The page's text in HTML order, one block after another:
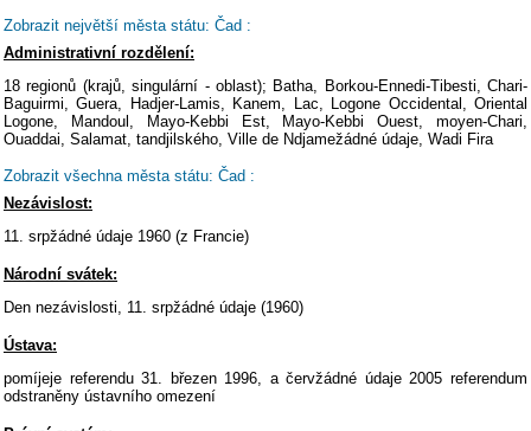
Zobrazit největší města státu: Čad :
Administrativní rozdělení:
18 regionů (krajů, singulární - oblast); Batha, Borkou-Ennedi-Tibesti, Chari-
Baguirmi, Guera, Hadjer-Lamis, Kanem, Lac, Logone Occidental, Oriental
Logone, Mandoul, Mayo-Kebbi Est, Mayo-Kebbi Ouest, moyen-Chari,
Ouaddai, Salamat, tandjilského, Ville de Ndjamežádné údaje, Wadi Fira
Zobrazit všechna města státu: Čad :
Nezávislost:
11. srpžádné údaje 1960 (z Francie)
Národní svátek:
Den nezávislosti, 11. srpžádné údaje (1960)
Ústava:
pomíjeje referendu 31. březen 1996, a červžádné údaje 2005 referendum
odstraněny ústavního omezení